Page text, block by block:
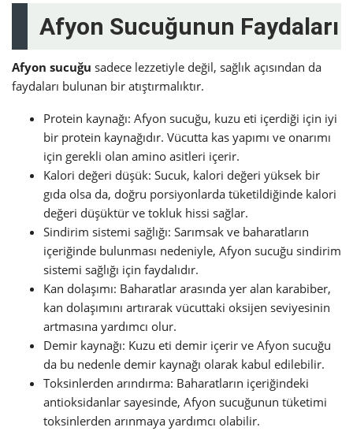
Afyon Sucuğunun Faydaları
Afyon sucuğu sadece lezzetiyle değil, sağlık açısından da
faydaları bulunan bir atıştırmalıktır.
Protein kaynağı: Afyon sucuğu, kuzu eti içerdiği için iyi
bir protein kaynağıdır. Vücutta kas yapımı ve onarımı
için gerekli olan amino asitleri içerir.
Kalori değeri düşük: Sucuk, kalori değeri yüksek bir
gıda olsa da, doğru porsiyonlarda tüketildiğinde kalori
değeri düşüktür ve tokluk hissi sağlar.
Sindirim sistemi sağlığı: Sarımsak ve baharatların
içeriğinde bulunması nedeniyle, Afyon sucuğu sindirim
sistemi sağlığı için faydalıdır.
Kan dolaşımı: Baharatlar arasında yer alan karabiber,
kan dolaşımını artırarak vücuttaki oksijen seviyesinin
artmasına yardımcı olur.
Demir kaynağı: Kuzu eti demir içerir ve Afyon sucuğu
da bu nedenle demir kaynağı olarak kabul edilebilir.
Toksinlerden arındırma: Baharatların içeriğindeki
antioksidanlar sayesinde, Afyon sucuğunun tüketimi
toksinlerden arınmaya yardımcı olabilir.